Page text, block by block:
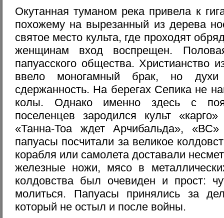
Окутанная туманом река привела к
похожему на вырезанный из дерева
святое место культа, где проходят
женщинам вход воспрещен.
папуасского общества. Христианство
ввело моногамный брак, но
сдержанность. На берегах Сепика не
колы. Однако именно здесь с
поселенцев зародился культ
«Танна-Тоа ждет Арчибальда»,
папуасы посчитали за великое
корабля или самолета доставали
железные ножи, мясо в
колдовства был очевиден и прост:
молиться. Папуасы принялись за
который не остыл и после войны.